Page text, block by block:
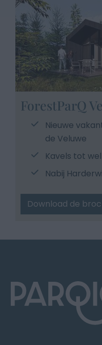
ForestParQ
Nieuwe
de Veluwe
Kavels tot
Nabij
Download de